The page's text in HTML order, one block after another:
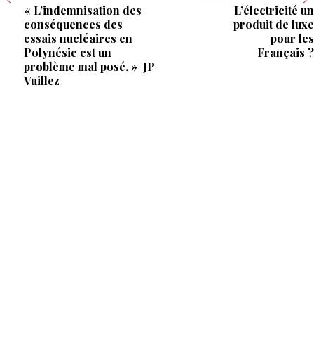
« L’indemnisation des
conséquences des
essais nucléaires en
Polynésie est un
problème mal posé. » JP
Vuillez
L’électricité un
produit de luxe
pour les
Français ?